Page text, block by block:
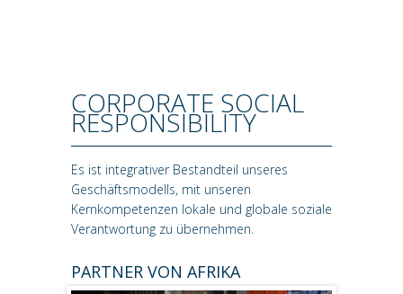
CORPORATE SOCIAL
RESPONSIBILITY
Es ist integrativer Bestandteil unseres
Geschäftsmodells, mit unseren
Kernkompetenzen lokale und globale soziale
Verantwortung zu übernehmen.
PARTNER VON AFRIKA